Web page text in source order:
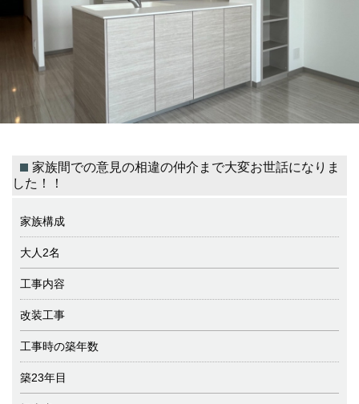
家族間での意見の相違の仲介まで大変お世話になりま
した！！
家族構成
大人2名
工事内容
改装工事
工事時の築年数
築23年目